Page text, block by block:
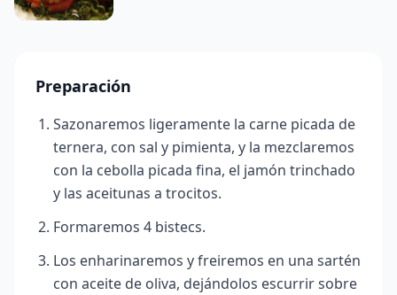
Preparación
Sazonaremos ligeramente la carne picada de
ternera, con sal y pimienta, y la mezclaremos
con la cebolla picada fina, el jamón trinchado
y las aceitunas a trocitos.
Formaremos 4 bistecs.
Los enharinaremos y freiremos en una sartén
con aceite de oliva, dejándolos escurrir sobre